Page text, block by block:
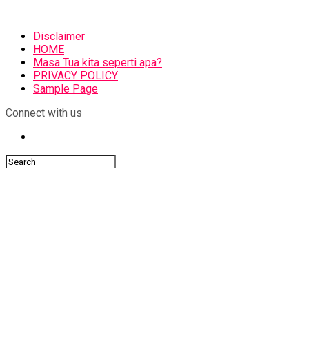
Disclaimer
HOME
Masa Tua kita seperti apa?
PRIVACY POLICY
Sample Page
Connect with us